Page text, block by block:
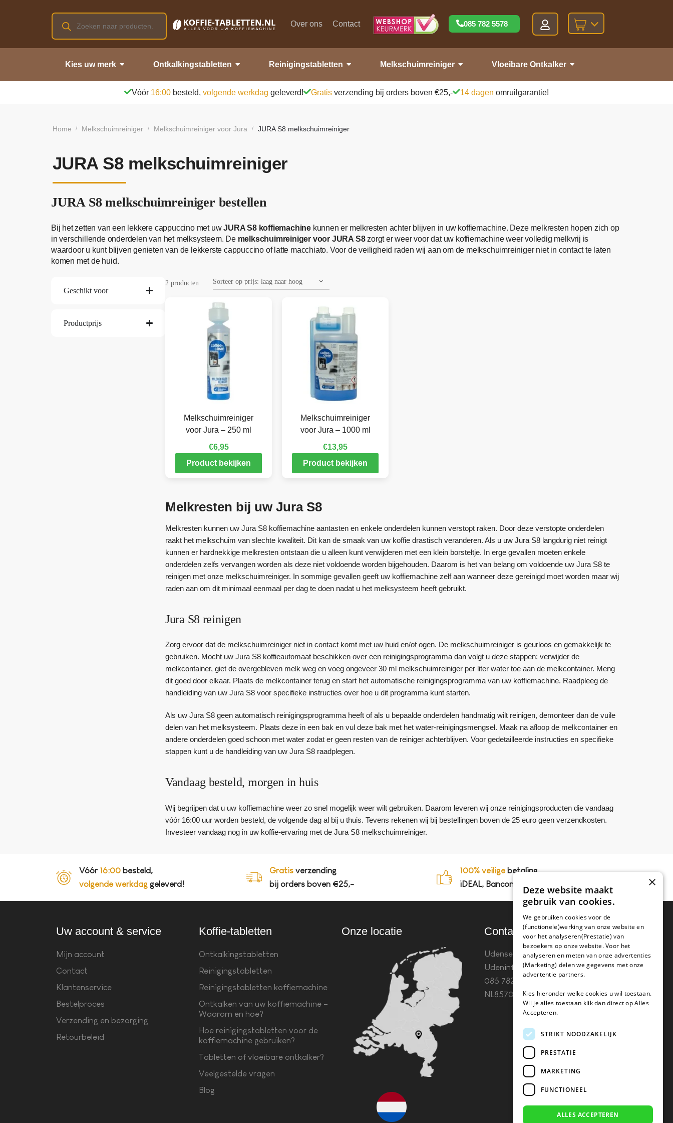
Over ons Contact 085 782 5578
Kies uw merk Ontkalkingstabletten Reinigingstabletten Melkschuimreiniger Vloeibare Ontkalker
Vóór 16:00 besteld, volgende werkdag geleverd! Gratis verzending bij orders boven €25,- 14 dagen omruilgarantie!
Home / Melkschuimreiniger / Melkschuimreiniger voor Jura / JURA S8 melkschuimreiniger
JURA S8 melkschuimreiniger
JURA S8 melkschuimreiniger bestellen
Bij het zetten van een lekkere cappuccino met uwJURA S8 koffiemachine kunnen er melkresten achter blijven in uw koffiemachine. Deze melkresten hopen zich op
in verschillende onderdelen van het melksysteem. De melkschuimreiniger voor JURA S8zorgt er weer voor dat uw koffiemachine weer volledig melkvrij is
waardoor u kunt blijven genieten van de lekkerste cappuccino of latte macchiato. Voor de veiligheid raden wij aan om de melkschuimreiniger niet in contact te laten
komen met de huid.
Geschikt voor
Productprijs
2 producten
Melkschuimreiniger
voor Jura – 250 ml
€6,95
Product bekijken
Melkschuimreiniger
voor Jura – 1000 ml
€13,95
Product bekijken
Melkresten bij uw Jura S8
Melkresten kunnen uw Jura S8 koffiemachine aantasten en enkele onderdelen kunnen verstopt raken. Door deze verstopte onderdelen
raakt het melkschuim van slechte kwaliteit. Dit kan de smaak van uw koffie drastisch veranderen. Als u uw Jura S8 langdurig niet reinigt
kunnen er hardnekkige melkresten ontstaan die u alleen kunt verwijderen met een klein borsteltje. In erge gevallen moeten enkele
onderdelen zelfs vervangen worden als deze niet voldoende worden bijgehouden. Daarom is het van belang om voldoende uw Jura S8 te
reinigen met onze melkschuimreiniger. In sommige gevallen geeft uw koffiemachine zelf aan wanneer deze gereinigd moet worden maar wij
raden aan om dit minimaal eenmaal per dag te doen nadat u het melksysteem heeft gebruikt.
Jura S8 reinigen
Zorg ervoor dat de melkschuimreiniger niet in contact komt met uw huid en/of ogen. De melkschuimreiniger is geurloos en gemakkelijk te
gebruiken. Mocht uw Jura S8 koffieautomaat beschikken over een reinigingsprogramma dan volgt u deze stappen: verwijder de
melkcontainer, giet de overgebleven melk weg en voeg ongeveer 30 ml melkschuimreiniger per liter water toe aan de melkcontainer. Meng
dit goed door elkaar. Plaats de melkcontainer terug en start het automatische reinigingsprogramma van uw koffiemachine. Raadpleeg de
handleiding van uw Jura S8 voor specifieke instructies over hoe u dit programma kunt starten.
Als uw Jura S8 geen automatisch reinigingsprogramma heeft of als u bepaalde onderdelen handmatig wilt reinigen, demonteer dan de vuile
delen van het melksysteem. Plaats deze in een bak en vul deze bak met het water-reinigingsmengsel. Maak na afloop de melkcontainer en
andere onderdelen goed schoon met water zodat er geen resten van de reiniger achterblijven. Voor gedetailleerde instructies en specifieke
stappen kunt u de handleiding van uw Jura S8 raadplegen.
Vandaag besteld, morgen in huis
Wij begrijpen dat u uw koffiemachine weer zo snel mogelijk weer wilt gebruiken. Daarom leveren wij onze reinigingsproducten die vandaag
vóór 16:00 uur worden besteld, de volgende dag al bij u thuis. Tevens rekenen wij bij bestellingen boven de 25 euro geen verzendkosten.
Investeer vandaag nog in uw koffie-ervaring met de Jura S8 melkschuimreiniger.
Vóór 16:00 besteld,
volgende werkdag geleverd!
Gratis verzending
bij orders boven €25,-
100% veiligebetaling,
iDEAL, Bancontact en op rekening
Uw account & service
Mijn account
Contact
Klantenservice
Bestelproces
Verzending en bezorging
Retourbeleid
Koffie-tabletten
Ontkalkingstabletten
Reinigingstabletten
Reinigingstabletten koffiemachine
Ontkalken van uw koffiemachine –
Waarom en hoe?
Hoe reinigingstabletten voor de
koffiemachine gebruiken?
Tabletten of vloeibare ontkalker?
Veelgestelde vragen
Blog
Onze locatie Contact
Udenseweg 8B 5405 PA
Udeninfo(@)koffie-tabletten.nlTel.
085 782 5578KvK 67529623 Btw:
NL857053759B01
×
Deze website maakt
gebruik van cookies.
We gebruiken cookies voor de
(functionele)werking van onze website en
voor het analyseren(Prestatie) van
bezoekers op onze website. Voor het
analyseren en meten van onze advertenties
(Marketing) delen we gegevens met onze
advertentie partners.
Kies hieronder welke cookies u wil toestaan.
Wil je alles toestaan klik dan direct op Alles
Accepteren.
STRIKT NOODZAKELIJK
PRESTATIE
MARKETING
FUNCTIONEEL
ALLES ACCEPTEREN